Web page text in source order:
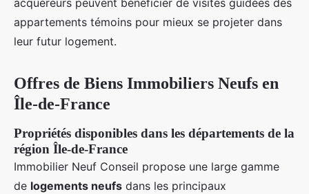
acquéreurs peuvent bénéficier de visites guidées des
appartements témoins pour mieux se projeter dans
leur futur logement.
Offres de Biens Immobiliers Neufs en
Île-de-France
Propriétés disponibles dans les départements de la
région Île-de-France
Immobilier Neuf Conseil propose une large gamme
de logements neufs dans les principaux